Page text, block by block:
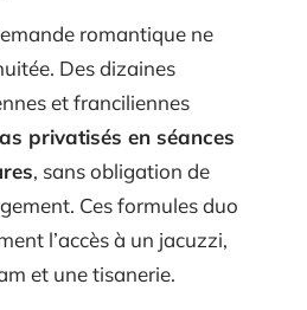
romantique ne
Des dizaines
et franciliennes
privatisés en séances
, sans obligation de
Ces formules duo
l’accès à un jacuzzi,
et une tisanerie.